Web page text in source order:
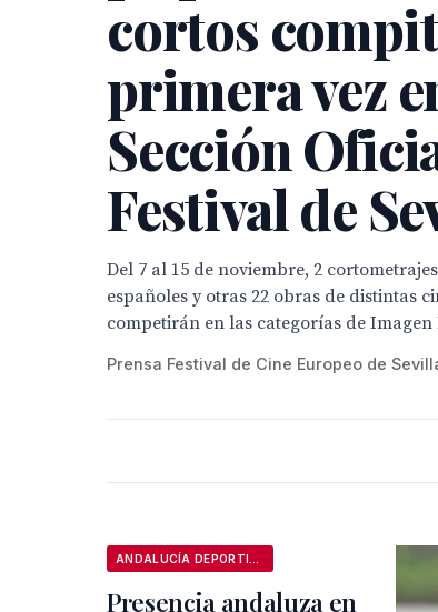
cortos
primera vez
Sección
Festival de
Del 7 al 15 de noviembre, 2
españoles y otras 22 obras de distintas
competirán en las categorías de Imagen
Prensa Festival de Cine Europeo de
Presencia andaluza en